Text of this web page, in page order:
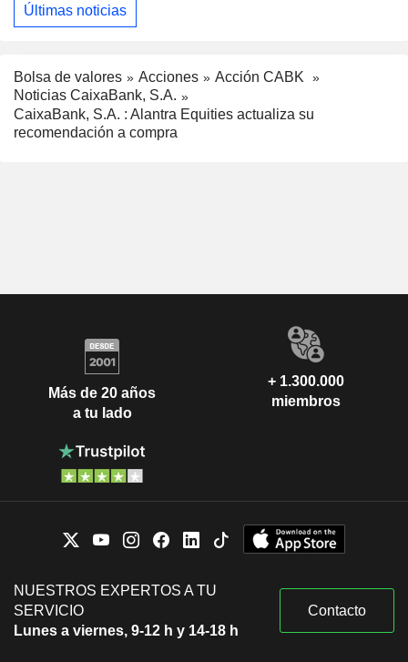
Últimas noticias
Bolsa de valores Acciones
Acción CABK
Noticias CaixaBank, S.A.
CaixaBank, S.A. : Alantra Equities actualiza su
recomendación a compra
Más de 20 años
a tu lado
+ 1.300.000
miembros
NUESTROS EXPERTOS A TU
SERVICIO
Lunes a viernes, 9-12 h y 14-18 h
Contacto